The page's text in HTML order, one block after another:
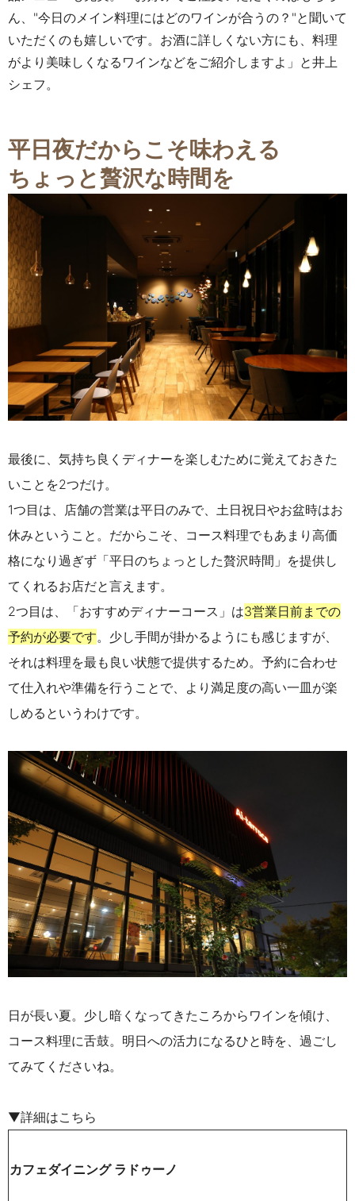
ん、"今日のメイン料理にはどのワインが合うの？"と聞いて
いただくのも嬉しいです。お酒に詳しくない方にも、料理
がより美味しくなるワインなどをご紹介しますよ」と井上
シェフ。
平日夜だからこそ味わえる
ちょっと贅沢な時間を
最後に、気持ち良くディナーを楽しむために覚えておきた
いことを2つだけ。
1つ目は、店舗の営業は平日のみで、土日祝日やお盆時はお
休みということ。だからこそ、コース料理でもあまり高価
格になり過ぎず「平日のちょっとした贅沢時間」を提供し
てくれるお店だと言えます。
2つ目は、「おすすめディナーコース」は3営業日前までの
予約が必要です。少し手間が掛かるようにも感じますが、
それは料理を最も良い状態で提供するため。予約に合わせ
て仕入れや準備を行うことで、より満足度の高い一皿が楽
しめるというわけです。
日が長い夏。少し暗くなってきたころからワインを傾け、
コース料理に舌鼓。明日への活力になるひと時を、過ごし
てみてくださいね。
▼詳細はこちら
カフェダイニング ラドゥーノ